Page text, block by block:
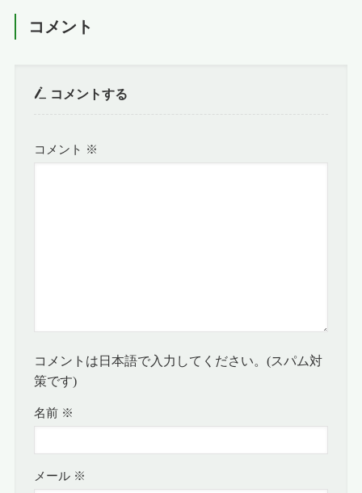
コメント
コメントする
コメント ※
コメントは日本語で入力してください。(スパム対
策です)
名前 ※
メール ※